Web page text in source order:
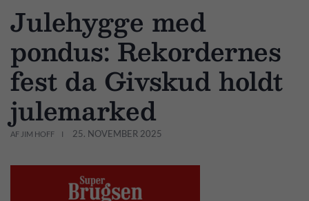
Julehygge med
pondus: Rekordernes
fest da Givskud holdt
julemarked
AF JIM HOFF 25. NOVEMBER 2025